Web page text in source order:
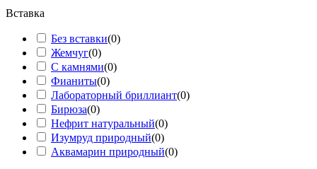
Вставка
Без вставки(0)
Жемчуг(0)
С камнями(0)
Фианиты(0)
Лабораторный бриллиант(0)
Бирюза(0)
Нефрит натуральный(0)
Изумруд природный(0)
Аквамарин природный(0)